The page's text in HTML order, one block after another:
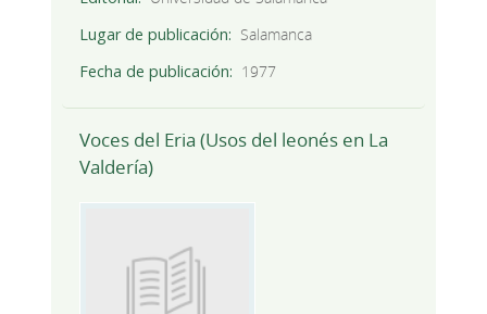
Lugar de publicación
Salamanca
Fecha de publicación
1977
Voces del Eria (Usos del leonés en La
Valdería)